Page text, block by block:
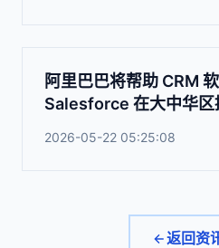
阿里巴巴将帮助 CRM
Salesforce 在大中华区
2026-05-22 05:25:08
返回资